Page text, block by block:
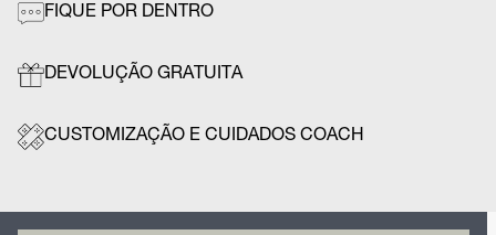
FIQUE POR DENTRO
DEVOLUÇÃO GRATUITA
CUSTOMIZAÇÃO E CUIDADOS COACH